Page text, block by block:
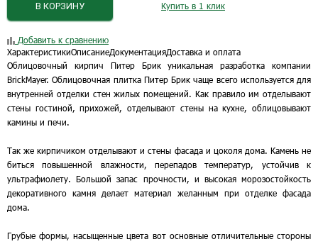
Купить в 1 клик
В КОРЗИНУ
Добавить к сравнению
ХарактеристикиОписаниеДокументацияДоставка и оплата
Облицовочный кирпич Питер Брик уникальная разработка компании
BrickMayer. Облицовочная плитка Питер Брик чаще всего используется для
внутренней отделки стен жилых помещений. Как правило им отделывают
стены гостиной, прихожей, отделывают стены на кухне, облицовывают
камины и печи.
Так же кирпичиком отделывают и стены фасада и цоколя дома. Камень не
биться повышенной влажности, перепадов температур, устойчив к
ультрафиолету. Большой запас прочности, и высокая морозостойкость
декоративного камня делает материал желанным при отделке фасада
дома.
Грубые формы, насыщенные цвета вот основные отличительные стороны